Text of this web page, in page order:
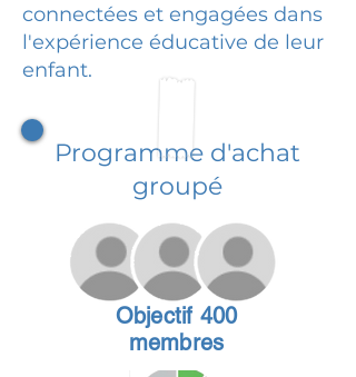
connectées et engagées dans
l'expérience éducative de leur
enfant.
Programme d'achat
groupé
Objectif 400
membres